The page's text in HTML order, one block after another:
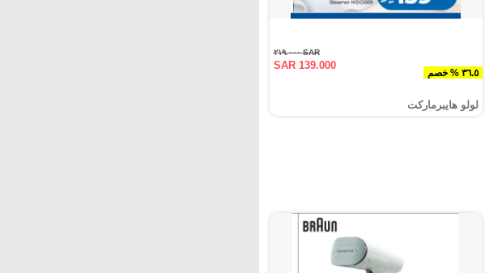
٣٦.٥ % خصم
SAR ٢١٩.٠٠٠
SAR 139.000
لولو هايبرماركت